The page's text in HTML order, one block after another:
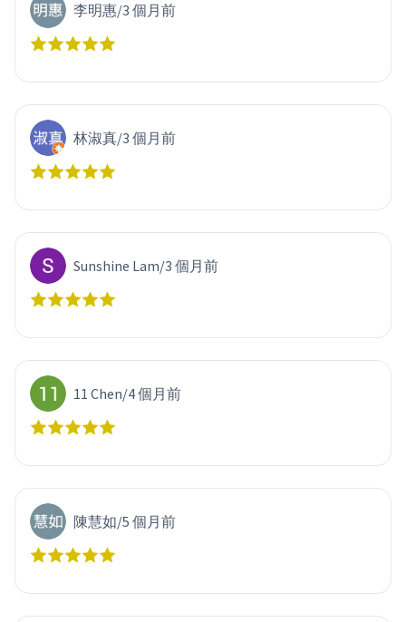
李明惠/3 個月前
林淑真/3 個月前
Sunshine Lam/3 個月前
11 Chen/4 個月前
陳慧如/5 個月前